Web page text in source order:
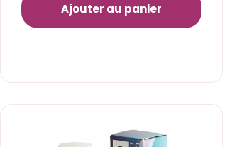
Ajouter au panier